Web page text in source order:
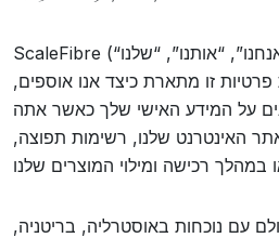
ScaleFibre (“אנחנו”, “אותנו”, “שלנו”) מחויבת להגן על
פרטיות זו מתארת כיצד אנו אוספים,
על המידע האישי שלך כאשר אתה
האינטרנט שלנו, רשימות תפוצה,
עם נוכחות באוסטרליה, בריטניה,